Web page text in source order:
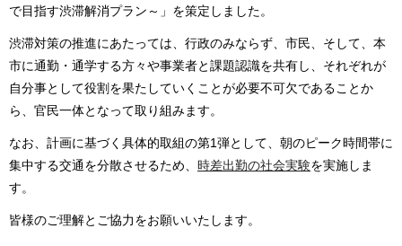
で目指す渋滞解消プラン～」を策定しました。
渋滞対策の推進にあたっては、行政のみならず、市民、そして、本
市に通勤・通学する方々や事業者と課題認識を共有し、それぞれが
自分事として役割を果たしていくことが必要不可欠であることか
ら、官民一体となって取り組みます。
なお、計画に基づく具体的取組の第1弾として、朝のピーク時間帯に
集中する交通を分散させるため、 時差出勤の社会実験を実施しま
す。
皆様のご理解とご協力をお願いいたします。